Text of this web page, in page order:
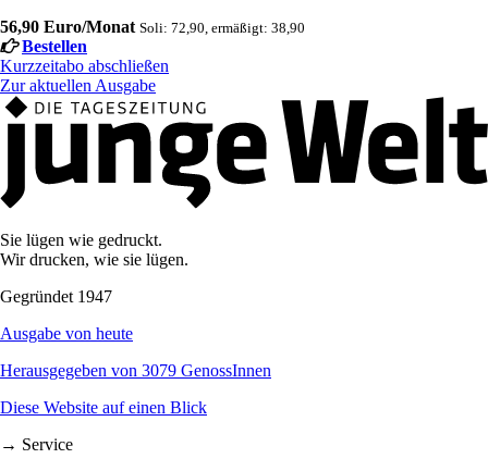
56,90 Euro/Monat Soli: 72,90, ermäßigt: 38,90
Bestellen
Kurzzeitabo abschließen
Zur aktuellen Ausgabe
Sie lügen wie gedruckt.
Wir drucken, wie sie lügen.
Gegründet 1947
Ausgabe von heute
Herausgegeben von 3079 GenossInnen
Diese Website auf einen Blick
→ Service